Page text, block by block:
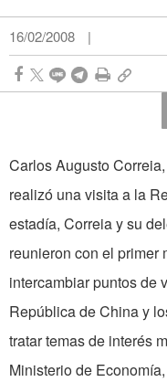
16/02/2008 |
Carlos Augusto
realizó una visita a la
estadía, Correia y su
reunieron con el primer
intercambiar puntos de
República de China y
tratar temas de interés
Ministerio de